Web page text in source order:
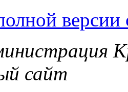
версии
сайт